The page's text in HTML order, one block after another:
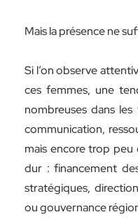
Mais la présence ne
Si l’on observe
ces femmes, une
nombreuses dans
communication,
mais encore trop peu
dur : financement
stratégiques,
ou gouvernance